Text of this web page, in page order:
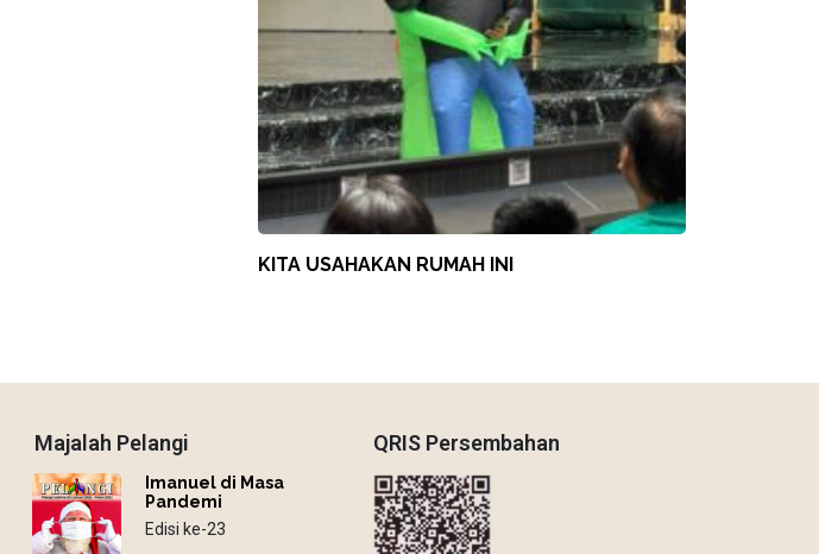
KITA USAHAKAN RUMAH INI
Majalah Pelangi
Imanuel di Masa
Pandemi
Edisi ke-23
QRIS Persembahan